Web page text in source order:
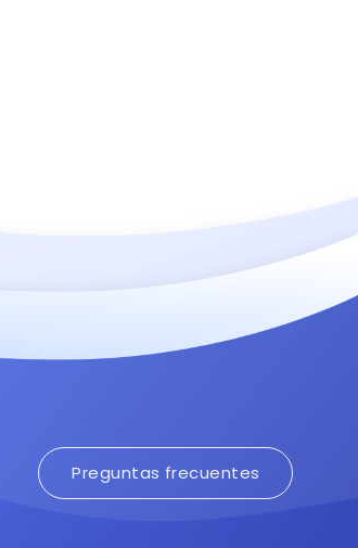
Preguntas frecuentes